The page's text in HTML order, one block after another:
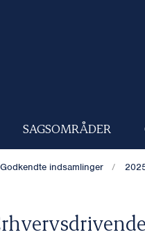
SAGSOMRÅDER
Godkendte indsamlinger